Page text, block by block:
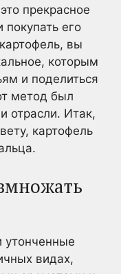
прекрасное
покупать его
вы
которым
и поделиться
метод был
отрасли. Итак,
картофель
утонченные
видах,